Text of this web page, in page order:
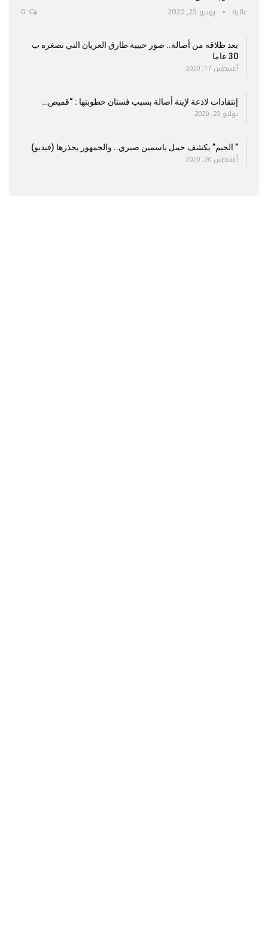
عالية يونيو 25, 2020
بعد طلاقه من أصالة.. صور حبيبة طارق العريان التي تصغره ب
30 عاما
أغسطس 17, 2020
إنتقادات لاذعة لإبنة أصالة بسبب فستان خطوبتها : “قميص…
يوليو 23, 2020
” الجيم” يكشف حمل ياسمين صبري.. والجمهور يحذرها (فيديو)
أغسطس 20, 2020